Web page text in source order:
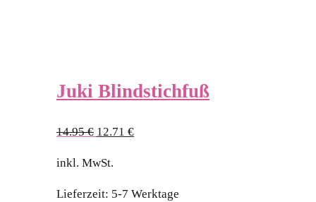
Juki Blindstichfuß
14.95€ Ursprünglicher
war:
14.95 €
12.71 €Aktueller
12.71 €.
inkl. MwSt.
Lieferzeit: 5-7 Werktage